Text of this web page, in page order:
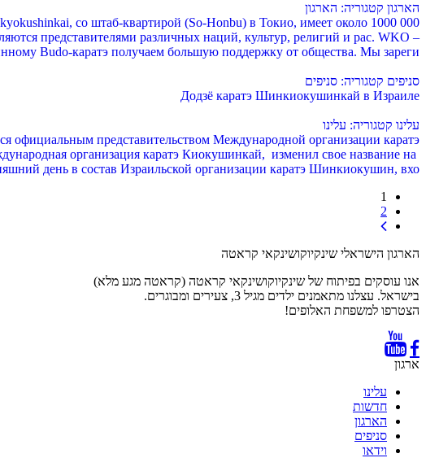
הארגון קטגוריה: הארגון
со штаб-квартирой (So-Honbu) в Токио, имеет около 1000 000
представителями различных наций, культур, религий и рас. WKO –
Budo-каратэ получаем большую поддержку от общества. Мы зареги...
סניפים קטגוריה: סניפים
Додзё каратэ Шинкиокушинкай в Израиле
עלינו קטגוריה: עלינו
официальным представительством Международной организации каратэ
организация каратэ Киокушинкай, изменил свое название на
день в состав Израильской организации каратэ Шинкиокушин, вхо...
1
2
הארגון הישראלי שינקיוקושינקאי קראטה
אנו עוסקים בפיתוח של שינקיוקושינקאי קראטה (קראטה מגע מלא)
בישראל. עצלנו מתאמנים ילדים מגיל 3, צעירים ומבוגרים.
הצטרפו למשפחת האלופים!
ארגון
עלינו
חדשות
הארגון
סניפים
וידאו